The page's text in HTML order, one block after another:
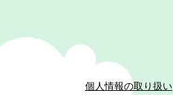
個人情報の取り扱い